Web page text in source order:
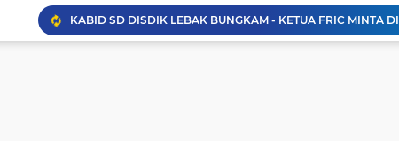
KABID SD DISDIK LEBAK BUNGKAM - KETUA FRIC MINTA